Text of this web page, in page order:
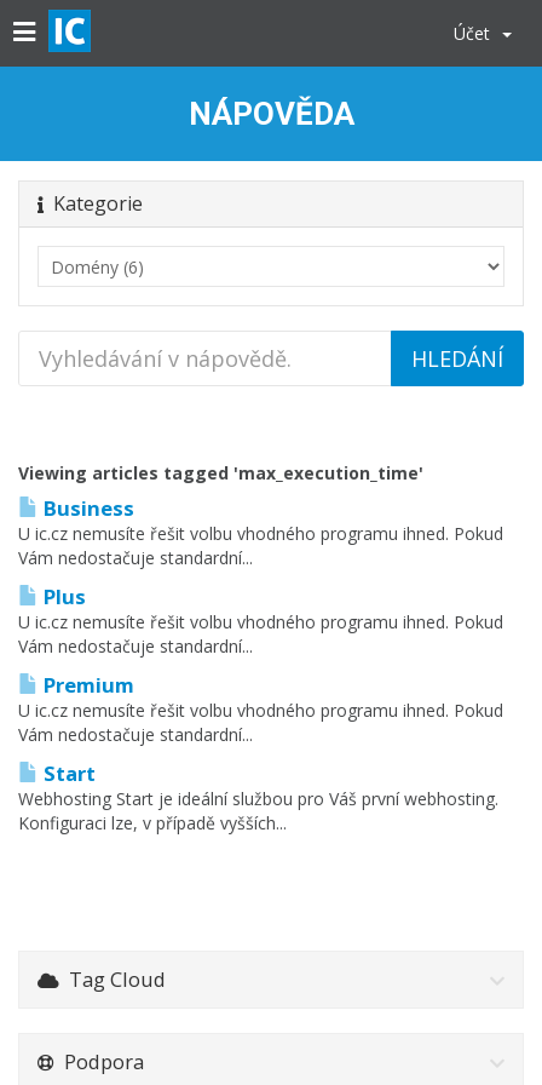
Účet
NÁPOVĚDA
Kategorie
Viewing articles tagged 'max_execution_time'
Business
U ic.cz nemusíte řešit volbu vhodného programu ihned. Pokud
Vám nedostačuje standardní...
Plus
U ic.cz nemusíte řešit volbu vhodného programu ihned. Pokud
Vám nedostačuje standardní...
Premium
U ic.cz nemusíte řešit volbu vhodného programu ihned. Pokud
Vám nedostačuje standardní...
Start
Webhosting Start je ideální službou pro Váš první webhosting.
Konfiguraci lze, v případě vyšších...
Tag Cloud
Podpora